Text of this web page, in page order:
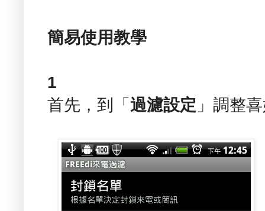
簡易使用教學
1
首先，到「 過濾設定 」調整